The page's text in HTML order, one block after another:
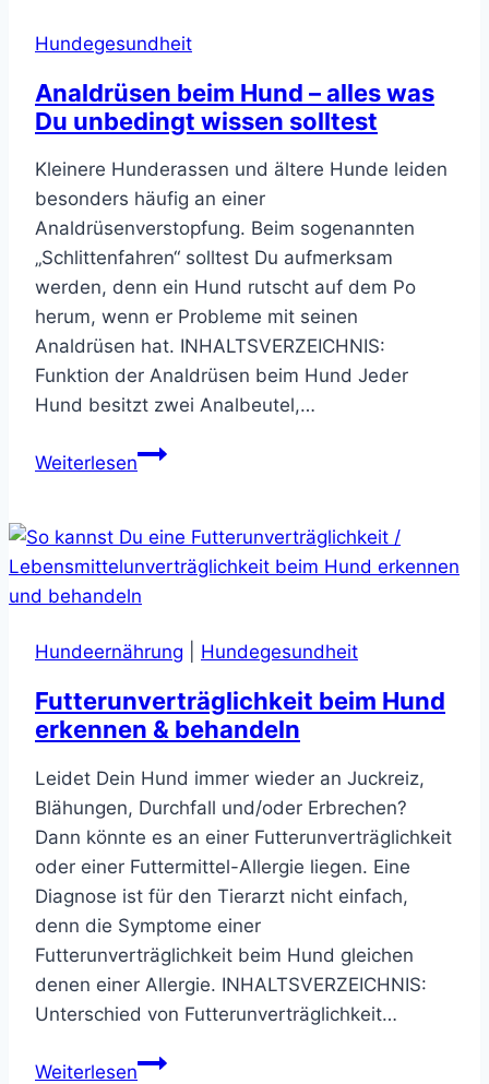
ausdrücken
Schritt-
für-
Schritt-
Anleitung
Hundegesundheit
Analdrüsen beim Hund – alles was
Du unbedingt wissen solltest
Kleinere Hunderassen und ältere Hunde leiden
besonders häufig an einer
Analdrüsenverstopfung. Beim sogenannten
„Schlittenfahren“ solltest Du aufmerksam
werden, denn ein Hund rutscht auf dem Po
herum, wenn er Probleme mit seinen
Analdrüsen hat. INHALTSVERZEICHNIS:
Funktion der Analdrüsen beim Hund Jeder
Hund besitzt zwei Analbeutel,…
WeiterlesenAnaldrüsen
–
alles
was
unbedingt
wissen
solltest
Hundeernährung Hundegesundheit
Futterunverträglichkeit beim Hund
erkennen & behandeln
Leidet Dein Hund immer wieder an Juckreiz,
Blähungen, Durchfall und/oder Erbrechen?
Dann könnte es an einer Futterunverträglichkeit
oder einer Futtermittel-Allergie liegen. Eine
Diagnose ist für den Tierarzt nicht einfach,
denn die Symptome einer
Futterunverträglichkeit beim Hund gleichen
denen einer Allergie. INHALTSVERZEICHNIS:
Unterschied von Futterunverträglichkeit…
WeiterlesenFutterunverträglichkeit